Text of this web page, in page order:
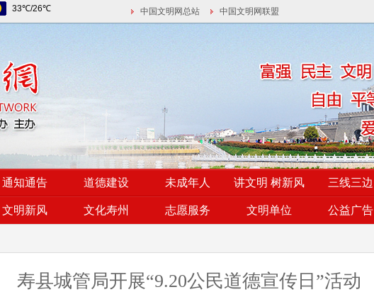
中国文明网总站 中国文明网联盟
通知通告 道德建设 未成年人 讲文明 树新风 三线三边
文明新风 文化寿州 志愿服务 文明单位 公益广告
寿县城管局开展“9.20公民道德宣传日”活动